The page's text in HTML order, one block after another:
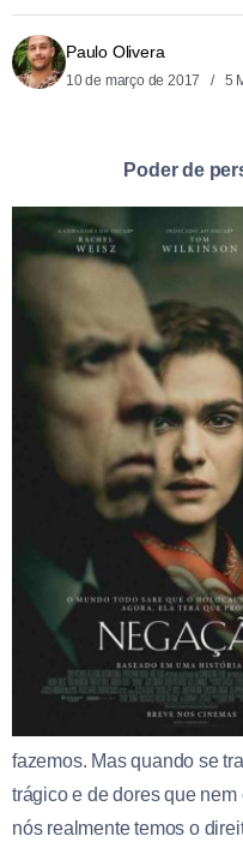
Paulo Olivera
10 de março de 2017 5
Poder de
fazemos. Mas quando se
trágico e de dores que
nós realmente temos o